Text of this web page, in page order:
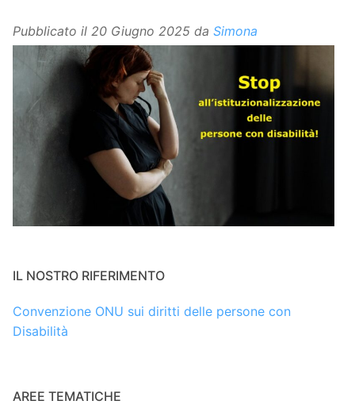
Pubblicato il 20 Giugno 2025 da Simona
IL NOSTRO RIFERIMENTO
Convenzione ONU sui diritti delle persone con
Disabilità
AREE TEMATICHE